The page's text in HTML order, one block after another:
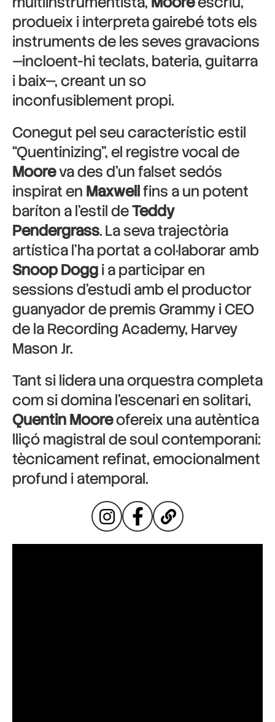
produeix i interpreta gairebé tots els
instruments de les seves gravacions
—incloent-hi teclats, bateria, guitarra
i baix—, creant un so
inconfusiblement propi.
Conegut pel seu característic estil
“Quentinizing”, el registre vocal de
Mooreva des d’un falset sedós
inspirat en Maxwellfins a un potent
baríton a l’estil deTeddy
Pendergrass. La seva trajectòria
artística l’ha portat a col·laborar amb
Snoop Doggi a participar en
sessions d’estudi amb el productor
guanyador de premis Grammy i CEO
de la Recording Academy, Harvey
Mason Jr.
Tant si lidera una orquestra completa
com si domina l’escenari en solitari,
Quentin Mooreofereix una autèntica
lliçó magistral de soul contemporani:
tècnicament refinat, emocionalment
profund i atemporal.